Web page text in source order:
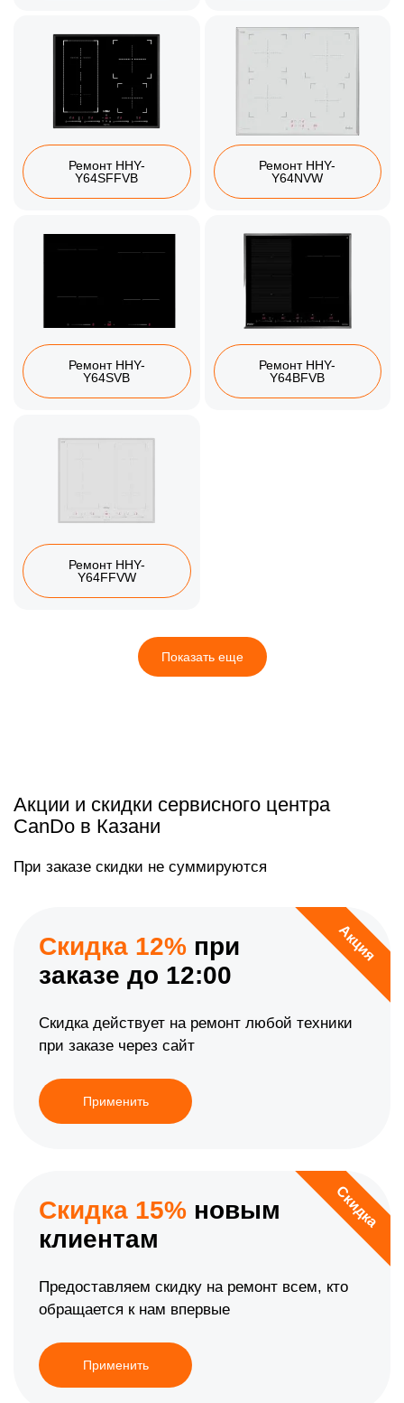
Ремонт HHY-
Y64SFFVB
Ремонт HHY-
Y64NVW
Ремонт HHY-
Y64SVB
Ремонт HHY-
Y64BFVB
Ремонт HHY-
Y64FFVW
Показать еще
Акции и скидки сервисного центра
CanDo в Казани
При заказе скидки не суммируются
Акция
Скидка 12% при
заказе до 12:00
Скидка действует на ремонт любой техники
при заказе через сайт
Применить
Скидка
Скидка 15% новым
клиентам
Предоставляем скидку на ремонт всем, кто
обращается к нам впервые
Применить